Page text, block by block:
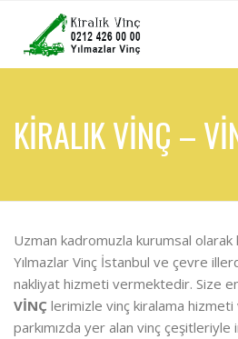
KIRALIK VINÇ –
Uzman kadromuzla kurumsal olarak
Yılmazlar Vinç İstanbul ve çevre
nakliyat hizmeti vermektedir. Size
VİNÇ lerimizle vinç kiralama
parkımızda yer alan vinç